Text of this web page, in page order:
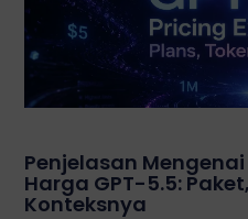
Penjelasan
Harga GPT-5.5:
Konteksnya